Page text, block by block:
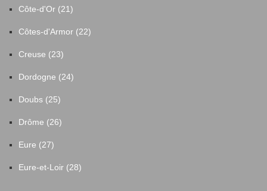
Côte-d'Or (21)
Côtes-d'Armor (22)
Creuse (23)
Dordogne (24)
Doubs (25)
Drôme (26)
Eure (27)
Eure-et-Loir (28)